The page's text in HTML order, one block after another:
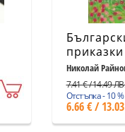
ученика)
Николай
7.41 € / 14.49 ЛВ.
Отстъпка - 10 %
6.66 € /